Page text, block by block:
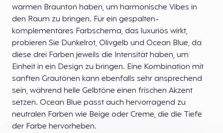
warmen Braunton haben, um harmonische Vibes in
den Raum zu bringen. Für ein gespalten-
komplementäres Farbschema, das luxuriös wirkt,
probieren Sie Dunkelrot, Olivgelb und Ocean Blue, da
diese drei Farben jeweils die Intensität haben, um
Einheit in ein Design zu bringen. Eine Kombination mit
sanften Grautönen kann ebenfalls sehr ansprechend
sein, während helle Gelbtöne einen frischen Akzent
setzen. Ocean Blue passt auch hervorragend zu
neutralen Farben wie Beige oder Creme, die die Tiefe
der Farbe hervorheben.